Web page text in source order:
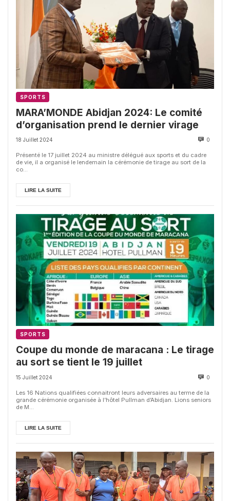
SPORTS
MARA’MONDE Abidjan 2024: Le comité
d’organisation prend le dernier virage
18 Juillet 2024 0
Présenté le 17 juillet 2024 au ministre délégué aux sports et du cadre
de vie, il a organisé le lendemain la cérémonie de tirage au sort de la
co...
LIRE LA SUITE
SPORTS
Coupe du monde de maracana : Le tirage
au sort se tient le 19 juillet
15 Juillet 2024 0
Les 16 Nations qualifiées connaitront leurs adversaires au terme de la
grande cérémonie organisée à l’hôtel Pullman d’Abidjan. Lions seniors
de M...
LIRE LA SUITE